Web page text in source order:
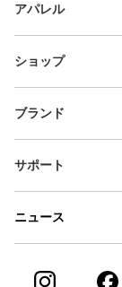
アパレル
ショップ
ブランド
サポート
ニュース